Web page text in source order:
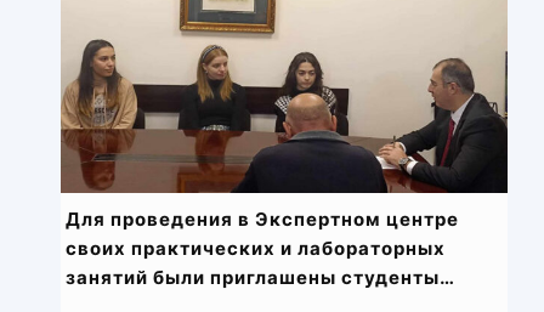
Для проведения в Экспертном центре
своих практических и лабораторных
занятий были приглашены студенты